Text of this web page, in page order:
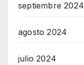
septiembre 2024
agosto 2024
julio 2024